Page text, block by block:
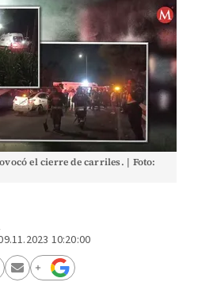
el cierre de carriles. | Foto:
10:20:00